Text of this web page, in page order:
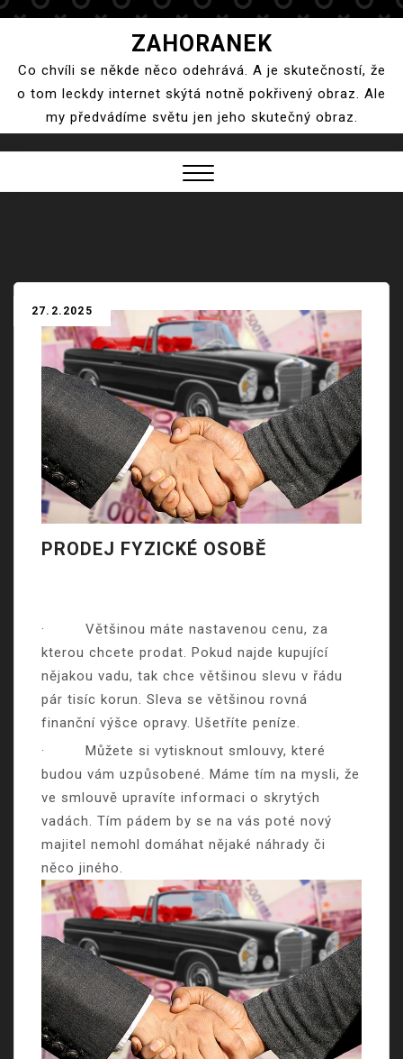
content
ZAHORANEK
Co chvíli se někde něco odehrává. A je skutečností, že
o tom leckdy internet skýtá notně pokřivený obraz. Ale
my předvádíme světu jen jeho skutečný obraz.
PRODEJ FYZICKÉ OSOBĚ
27.2.2025
·
Většinou máte nastavenou cenu, za
kterou chcete prodat. Pokud najde kupující
nějakou vadu, tak chce většinou slevu v řádu
pár tisíc korun. Sleva se většinou rovná
finanční výšce opravy. Ušetříte peníze.
·
Můžete si vytisknout smlouvy, které
budou vám uzpůsobené. Máme tím na mysli, že
ve smlouvě upravíte informaci o skrytých
vadách. Tím pádem by se na vás poté nový
majitel nemohl domáhat nějaké náhrady či
něco jiného.